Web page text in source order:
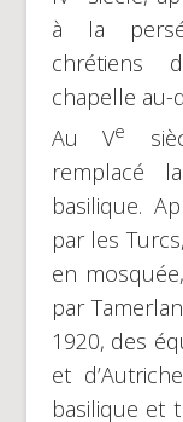
à la
chrétiens
chapelle au-
Au Ve
remplacé
basilique.
par les
en
par
1920, des
et
basilique et